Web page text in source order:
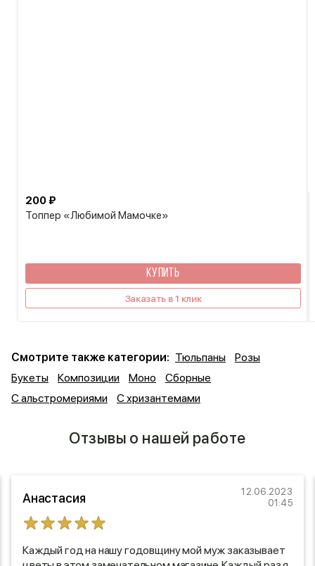
Топпер «Любимой Мамочке»
200 ₽
КУПИТЬ
Заказать в 1 клик
Смотрите также категории: Тюльпаны
Розы
Букеты
Композиции Моно
Сборные
С альстромериями
С хризантемами
Отзывы о нашей работе
Анастасия
12.06.2023
01:45
Каждый год на нашу годовщину мой муж заказывает